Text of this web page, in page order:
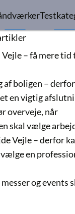
– få mere tid
af boligen –
en vigtig
overveje, når
skal vælge
Vejle – derfor
en
og events